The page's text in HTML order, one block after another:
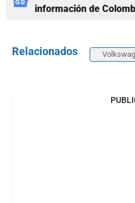
información de
Relacionados